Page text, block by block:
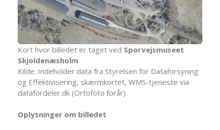
Kort hvor billedet er taget ved Sporvejsmuseet
Skjoldenæsholm
Kilde: Indeholder data fra Styrelsen for Dataforsyning
og Effektivisering, skærmkortet, WMS-tjeneste via
datafordeler.dk (Ortofoto forår)
Oplysninger om billedet